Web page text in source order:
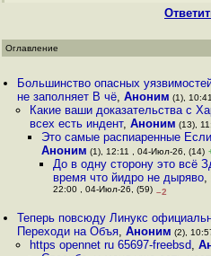
Оглавление
Большинство опасных
не заполняет В чё,Аноним (1),
Какие ваши доказательства с
всех есть индент, Аноним (13),
Это самые распиаренные Если
Аноним (1), 12:11 , 04-Июл-26, (14)
До в одну сторону это всё
время что йидро не дыряво,
22:00 , 04-Июл-26, (59) –2
Теперь повсюду Линукс
Переходи на Объя,Аноним (2),
https opennet ru 65697-freebsd,